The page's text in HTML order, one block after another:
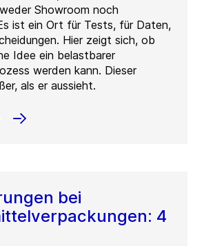
Showroom noch
ist ein Ort für Tests, für Daten,
Hier zeigt sich, ob
Idee ein belastbarer
werden kann. Dieser
als er aussieht.
bei
4